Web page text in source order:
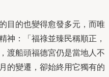
目的也變得愈發多元，而唯
神：「福祿並臻民稱順正，
渡船頭福德宮仍是當地人不
的變遷，卻始終用它獨有的